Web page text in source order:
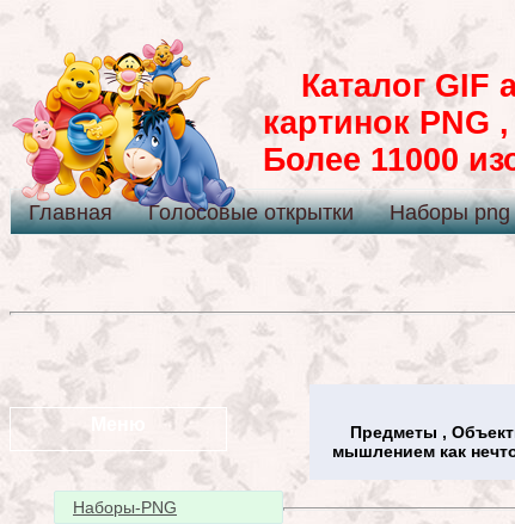
Каталог GIF
картинок PNG
Более 11000
Главная Голосовые открытки Наборы png
Наборы-PNG
Предметы ,
мышлением как